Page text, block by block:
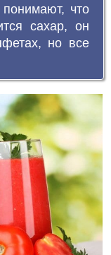
что
сахар, он
но все